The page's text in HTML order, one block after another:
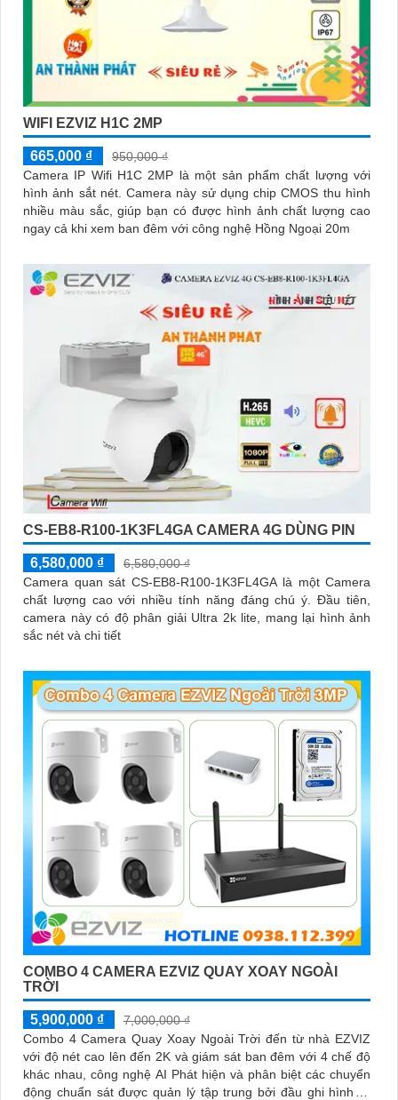
WIFI EZVIZ H1C 2MP
665,000 ₫
950,000 ₫
Camera IP Wifi H1C 2MP là một sản phẩm chất lượng với
hình ảnh sắt nét. Camera này sử dụng chip CMOS thu hình
nhiều màu sắc, giúp bạn có được hình ảnh chất lượng cao
ngay cả khi xem ban đêm với công nghệ Hồng Ngoại 20m
CS-EB8-R100-1K3FL4GA CAMERA 4G DÙNG PIN
6,580,000 ₫
6,580,000 ₫
Camera quan sát CS-EB8-R100-1K3FL4GA là một Camera
chất lượng cao với nhiều tính năng đáng chú ý. Đầu tiên,
camera này có độ phân giải Ultra 2k lite, mang lại hình ảnh
sắc nét và chi tiết
COMBO 4 CAMERA EZVIZ QUAY XOAY NGOÀI
TRỜI
5,900,000 ₫
7,000,000 ₫
Combo 4 Camera Quay Xoay Ngoài Trời đến từ nhà EZVIZ
với độ nét cao lên đến 2K và giám sát ban đêm với 4 chế độ
khác nhau, công nghệ AI Phát hiện và phân biệt các chuyển
động chuẩn sát được quản lý tập trung bởi đầu ghi hình IP